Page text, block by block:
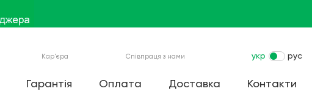
Кар'єра Співпраця з нами укр рус
Гарантія Оплата Доставка Контакти